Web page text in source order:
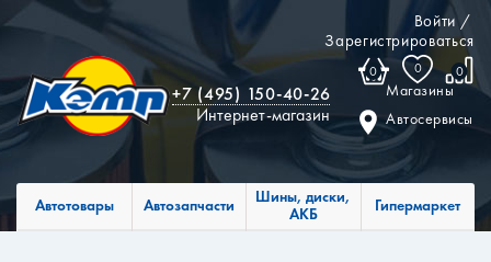
Войти /
Зарегистрироваться
0 0 0
Магазины
Автосервисы
+7 (495) 150-40-26
Интернет-магазин
Автотовары Автозапчасти
Шины, диски,
АКБ
Гипермаркет